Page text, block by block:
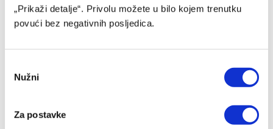
„Prikaži detalje“. Privolu možete u bilo kojem trenutku
povući bez negativnih posljedica.
Selection
Nužni
Za postavke
04/08/2026